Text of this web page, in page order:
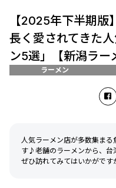
【2025年下半期版
長く愛されてきた
ン5選」【新潟ラー
ラーメン
人気ラーメン店が多数集ま
す♪老舗のラーメンから、台
ぜひ訪れてみてはいかがです